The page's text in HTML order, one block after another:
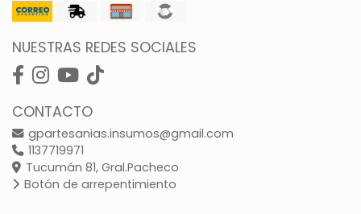
NUESTRAS REDES SOCIALES
CONTACTO
gpartesanias.insumos@gmail.com
1137719971
Tucumán 81, Gral.Pacheco
Botón de arrepentimiento